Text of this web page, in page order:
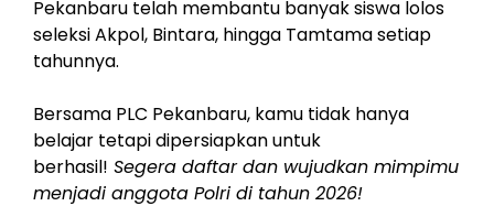
Pekanbaru telah membantu banyak siswa lolos
seleksi Akpol, Bintara, hingga Tamtama setiap
tahunnya.
Bersama PLC Pekanbaru, kamu tidak hanya
belajar tetapi dipersiapkan untuk
berhasil! Segera daftar dan wujudkan mimpimu
menjadi anggota Polri di tahun 2026!